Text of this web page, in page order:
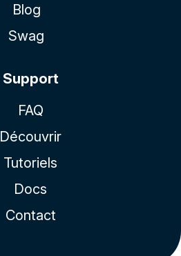
Blog
Swag
Support
FAQ
Découvrir
Tutoriels
Docs
Contact